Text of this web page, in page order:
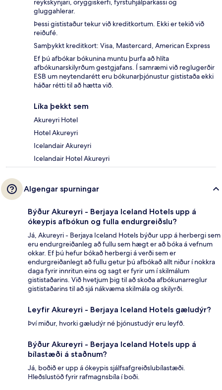
reykskynjari, öryggiskerfi, fyrstuhjálparkassi og
gluggahlerar.
Þessi gististaður tekur við kreditkortum. Ekki er tekið við
reiðufé.
Samþykkt kreditkort: Visa, Mastercard, American Express
Ef þú afbókar bókunina muntu þurfa að hlíta
afbókunarskilyrðum gestgjafans. Í samræmi við reglugerðir
ESB um neytendarétt eru bókunarþjónustur gististaða ekki
háðar rétti til að hætta við.
Líka þekkt sem
Akureyri Hotel
Hotel Akureyri
Icelandair Akureyri
Icelandair Hotel Akureyri
Algengar spurningar
Býður Akureyri - Berjaya Iceland Hotels upp á
ókeypis afbókun og fulla endurgreiðslu?
Já, Akureyri - Berjaya Iceland Hotels býður upp á herbergi sem
eru endurgreiðanleg að fullu sem hægt er að bóka á vefnum
okkar. Ef þú hefur bókað herbergi á verði sem er
endurgreiðanlegt að fullu getur þú afbókað allt niður í nokkra
daga fyrir innritun eins og sagt er fyrir um í skilmálum
gististaðarins. Við hvetjum þig til að skoða afbókunarreglur
gististaðarins til að sjá nákvæma skilmála og skilyrði.
Leyfir Akureyri - Berjaya Iceland Hotels gæludýr?
Því miður, hvorki gæludýr né þjónustudýr eru leyfð.
Býður Akureyri - Berjaya Iceland Hotels upp á
bílastæði á staðnum?
Já, boðið er upp á ókeypis sjálfsafgreiðslubílastæði.
Hleðslustöð fyrir rafmagnsbíla í boði.